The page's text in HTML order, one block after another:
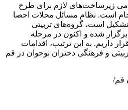
زیرساخت‌های لازم برای طرح
است. نظام مسائل محلات احصا
است، گروه‌های تربیتی
شده و اکنون در مرحله
داریم. به این ترتیب، اقدامات
و فرهنگی دختران نوجوان در قم
قم/